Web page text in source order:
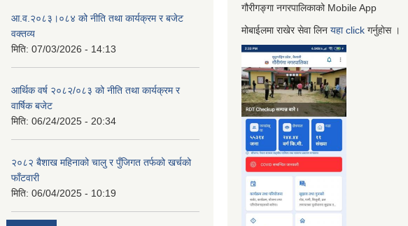
आ.व.२०८३।०८४ को नीति तथा कार्यक्रम र बजेट
वक्तव्य
मिति: 07/03/2026 - 14:13
आर्थिक वर्ष २०८२/०८३ को नीति तथा कार्यक्रम र
वार्षिक बजेट
मिति: 06/24/2025 - 20:34
२०८२ बैशाख महिनाको चालु र पुँजिगत तर्फको खर्चको
फाँटवारी
मिति: 06/04/2025 - 10:19
गौरीगङ्गा नगरपालिकाको Mobile App
मोबाईलमा राखेर सेवा लिन यहाclick गर्नुहाेस ।